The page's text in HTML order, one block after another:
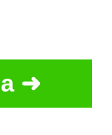
➜